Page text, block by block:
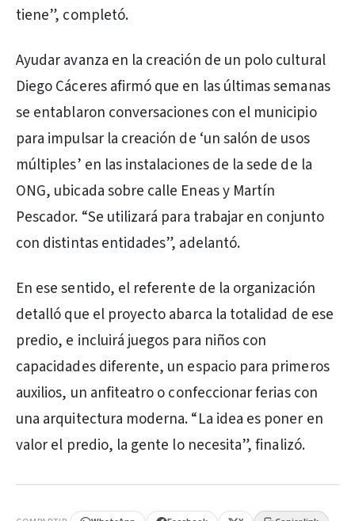
tiene”, completó.
Ayudar avanza en la creación de un polo cultural
Diego Cáceres afirmó que en las últimas semanas
se entablaron conversaciones con el municipio
para impulsar la creación de ‘un salón de usos
múltiples’ en las instalaciones de la sede de la
ONG, ubicada sobre calle Eneas y Martín
Pescador. “Se utilizará para trabajar en conjunto
con distintas entidades”, adelantó.
En ese sentido, el referente de la organización
detalló que el proyecto abarca la totalidad de ese
predio, e incluirá juegos para niños con
capacidades diferente, un espacio para primeros
auxilios, un anfiteatro o confeccionar ferias con
una arquitectura moderna. “La idea es poner en
valor el predio, la gente lo necesita”, finalizó.